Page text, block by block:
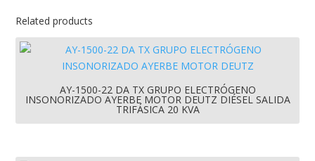
Related products
AY-1500-22 DA TX GRUPO ELECTRÓGENO
INSONORIZADO AYERBE MOTOR DEUTZ DIÉSEL SALIDA
TRIFÁSICA 20 KVA